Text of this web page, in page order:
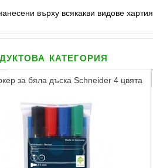
върху всякакви видове хартия.
категория
за бяла дъска Schneider 4 цвята